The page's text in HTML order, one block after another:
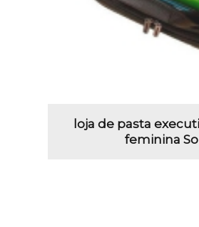
loja de pasta
feminina